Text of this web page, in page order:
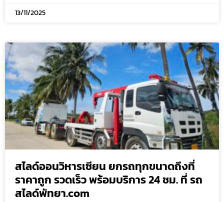
13/11/2025
สไลด์ออนวิหารเซียน ยกรถทุกขนาดถึงที่
ราคาถูก รวดเร็ว พร้อมบริการ 24 ชม. ที่ รถ
สไลด์พัทยา.com